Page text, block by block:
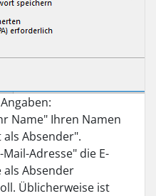
Name" Ihren Namen
Absender".
Mail-Adresse" die E-
als Absender
Üblicherweise ist